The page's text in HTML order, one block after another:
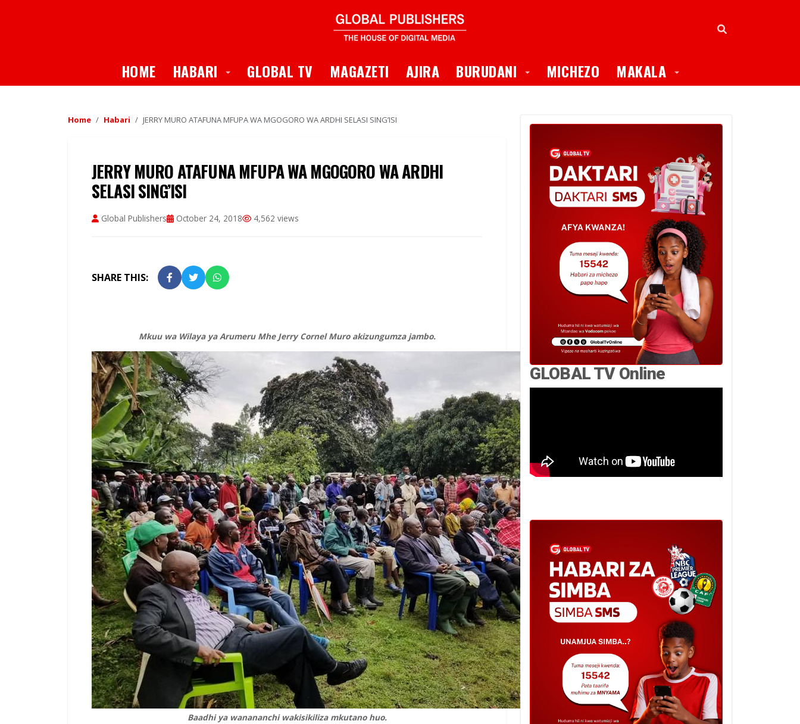
HOME HABARI Toggle Dropdown
GLOBAL TV MAGAZETI AJIRA BURUDANI Toggle Dropdown
MICHEZO MAKALA Toggle Dropdown
Home Habari JERRY MURO ATAFUNA MFUPA WA MGOGORO WA ARDHI SELASI SING’ISI
JERRY MURO ATAFUNA MFUPA WA MGOGORO WA ARDHI
SELASI SING’ISI
Global Publishers October 24, 2018 4,562 views
SHARE THIS:
Mkuu wa Wilaya ya Arumeru Mhe Jerry Cornel Muro akizungumza jambo.
Baadhi ya wanananchi wakisikiliza mkutano huo.
GLOBAL TV Online